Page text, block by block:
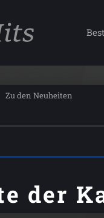
Zu den Neuheiten
der